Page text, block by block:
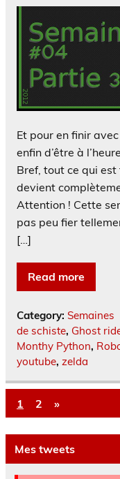
Et pour en finir
enfin d’être à
Bref, tout ce qui
devient
Attention ! Cette
pas peu fier
[…]
Read more
Category: Semaines
de schiste, Ghost
Monthy Python,
youtube, zelda
1 2 »
Mes tweets